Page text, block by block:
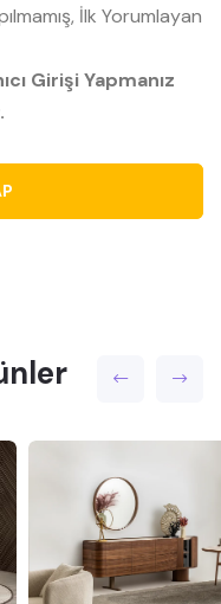
İlk Yorumlayan
Girişi Yapmanız